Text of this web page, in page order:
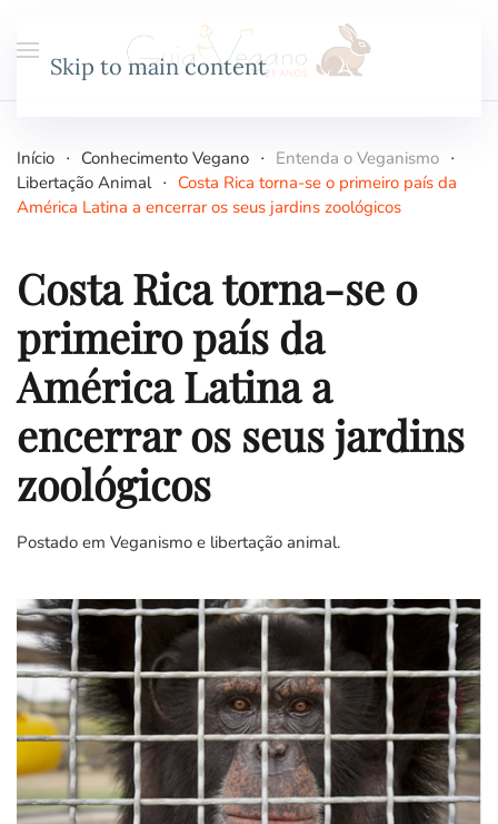
Skip to main content
Início Conhecimento Vegano
Entenda o Veganismo
Libertação Animal
Costa Rica torna-se o primeiro país da
América Latina a encerrar os seus jardins zoológicos
Costa Rica torna-se o
primeiro país da
América Latina a
encerrar os seus jardins
zoológicos
Postado em Veganismo e libertação animal.